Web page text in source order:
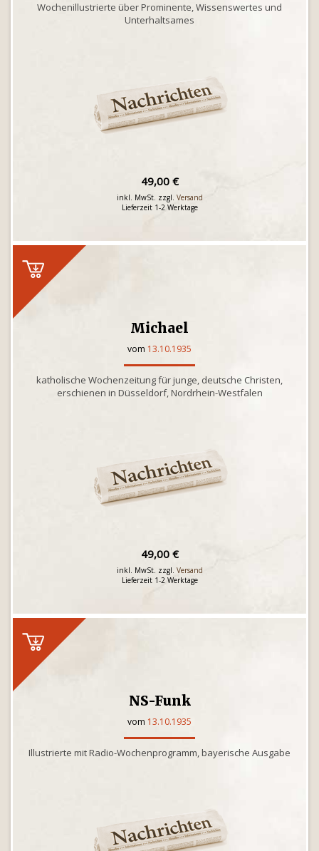
Wochenillustrierte über Prominente, Wissenswertes und
Unterhaltsames
49,00 €
inkl. MwSt. zzgl. Versand
Lieferzeit 1-2 Werktage
Michael
vom 13.10.1935
katholische Wochenzeitung für junge, deutsche Christen,
erschienen in Düsseldorf, Nordrhein-Westfalen
49,00 €
inkl. MwSt. zzgl. Versand
Lieferzeit 1-2 Werktage
NS-Funk
vom 13.10.1935
Illustrierte mit Radio-Wochenprogramm, bayerische Ausgabe